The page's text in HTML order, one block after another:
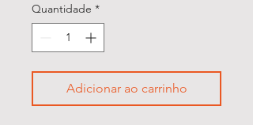
Quantidade *
Adicionar ao carrinho